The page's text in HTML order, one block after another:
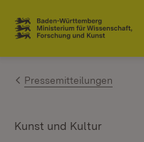
Zum Inhalt springen
Link zur Startseite
Pressemitteilungen
Kunst und Kultur